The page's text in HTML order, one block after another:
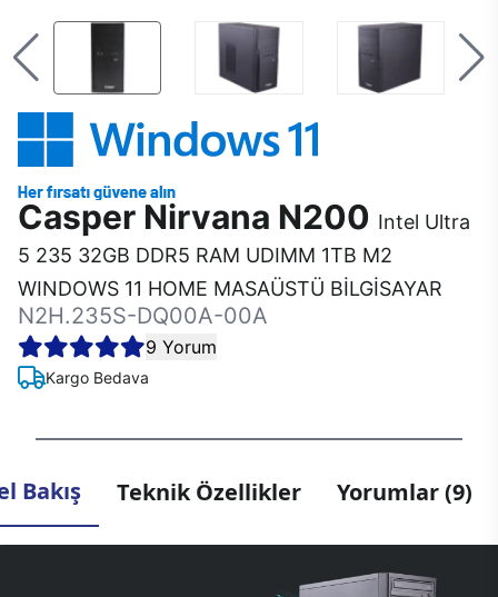
Casper Nirvana N200 Intel Ultra
5 235 32GB DDR5 RAM UDIMM 1TB M2
WINDOWS 11 HOME MASAÜSTÜ BİLGİSAYAR
N2H.235S-DQ00A-00A
9 Yorum
Kargo Bedava
Bakış Teknik Özellikler Yorumlar (9)